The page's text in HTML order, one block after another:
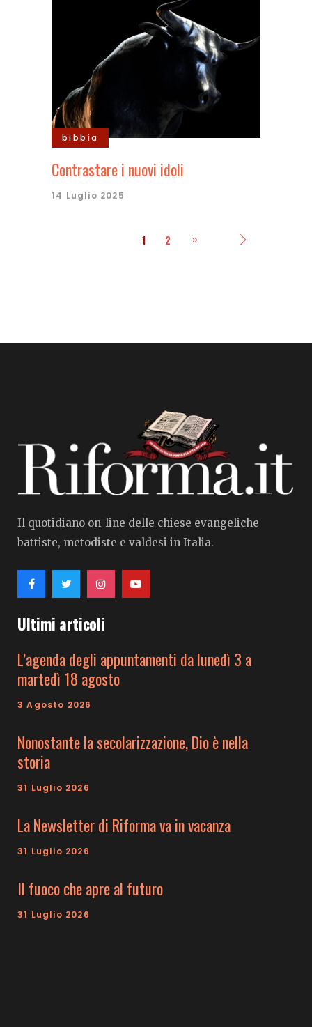
bibbia
Contrastare i nuovi idoli
14 Luglio 2025
1 2
Il quotidiano on-line delle chiese evangeliche
battiste, metodiste e valdesi in Italia.
Ultimi articoli
L’agenda degli appuntamenti da lunedì 3 a
martedì 18 agosto
3 Agosto 2026
Nonostante la secolarizzazione, Dio è nella
storia
31 Luglio 2026
La Newsletter di Riforma va in vacanza
31 Luglio 2026
Il fuoco che apre al futuro
31 Luglio 2026